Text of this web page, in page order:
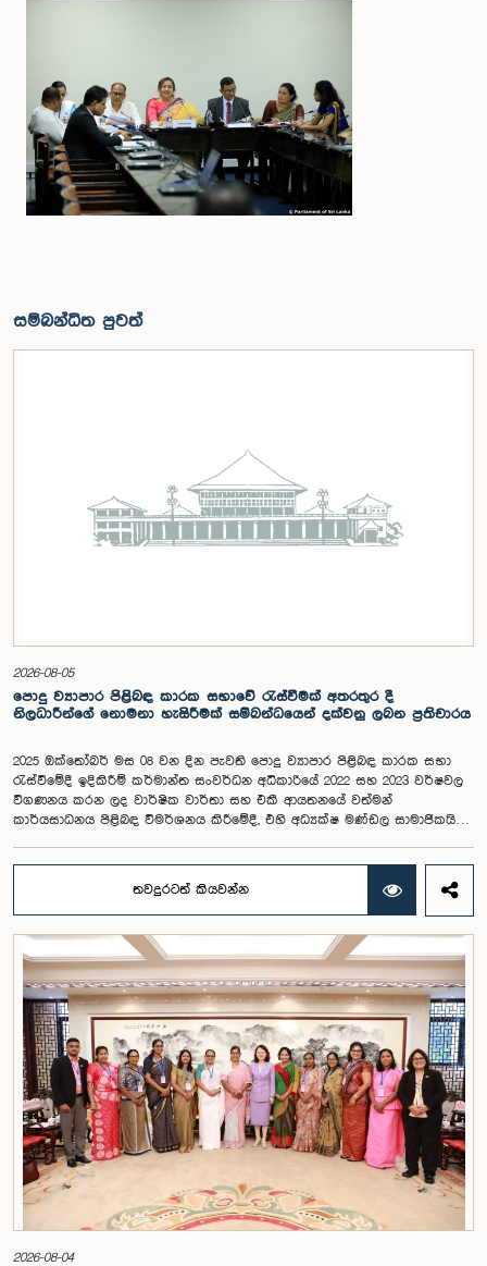
සම්බන්ධිත පුවත්
2026-08-05
පොදු ව්‍යාපාර පිළිබඳ කාරක සභාවේ රැස්වීමක් අතරතුර දී
නිලධාරීන්ගේ නොමනා හැසිරීමක් සම්බන්ධයෙන් දක්වනු ලබන ප්‍රතිචාරය
2025 ඔක්තෝබර් මස 08 වන දින පැවති පොදු ව්‍යාපාර පිළිබඳ කාරක සභා
රැස්වීමේදී ඉදිකිරීම් කර්මාන්ත සංවර්ධන අධිකාරියේ 2022 සහ 2023 වර්ෂවල
විගණනය කරන ලද වාර්ෂික වාර්තා සහ එකී ආයතනයේ වත්මන්
කාර්යසාධනය පිළිබඳ විමර්ශනය කිරීමේදී, එහි අධ්‍යක්ෂ මණ්ඩල සාමාජිකයින්
නිලධාරීන් විසින් තම ඇඳුම් පැළඳුම් සම්බන්ධයෙන් පිළිපැදිය යුතු වන
නිර්නායකයන්ගෙන් බැහැරව, එකී අවස්ථාවට නුසුදුසු ආකාරයෙන් සැරසී
රැස්වීමට සහභාගී වී සිටි බව කාරක සභාව විසින් නිරීක්ෂණය කරන ලදී.
තවද, ඉහත කී නිලධාරීන් දෙදෙනාම පාර්ලිමේන්තු සම්ප්‍රදායට හා
ක්‍රියාපටිපාටියට පටහැනි අයුරින් සභාපතිවරයාගේ පූර්ව අවසරයකින් තොරව
කාරක සභා රැස්වීමෙන් බැහැර ගොස් ඇති බව ද කාරක සභාව විසින් සඳහන්
කරන ලදී. මෙම සිද්ධීන් සම්බන්ධයෙන් පොදු ව්‍යාපාර පිළිබඳ කාරක සභාවේ
සභාපතිවරයා විසින් මතු කරන ලද වරප්‍රසාද පිළිබඳ ගැටළුවට අනුව,
පාර්ලිමේන්තුවට අපහාස කිරීමේ චෝදනාව යටතේ එම නිලධාරීන් දෙදෙනා 2026
පෙබරවාරි මස 17 වැනි දින ආචාරධර්ම හා වරප්‍රසාද පිළිබඳ කාරක සභාව
හමුවේ පෙනී සිටිනු ලැබූ අතර, එහිදී, ඔවුන් විසින් සිය හැසිරීම සම්බන්ධයෙන්
අවංකවම සමාව අයැද සිටින බව සඳහන් කෙරිණි. පාර්ලිමේන්තු කාරක
සභාවල අධිකාරිය, ගෞරවය සහ ස්ථාපිත ක්‍රියාපටිපාටිවලට ගෞරව කිරීමේ
වැදගත්කම පිළිබඳව නිසි අවබෝධයකින් යුතුව තම ක්‍රියාවන්හි බරපතලකම
නිලධාරීන් විසින් අවබෝධ කරගෙන ඇති බව නිරීක්ෂණය කළ ආචාරධර්ම හා
වරප්‍රසාද පිළිබඳ කාරක සභාව සහ පොදු ව්‍යාපාර පිළිබඳ කාරක සභාවේ
සභාපතිවරයා විසින් ඒ පිළිබඳව නිසි පරිදි සලකා බැලීමෙන් අනතුරුව, ඉහත
කී නිලධාරීන්ට සමාව ලබා දෙන ලෙස කරන ලද ඉල්ලීම පිළිගන්නා
ලදී. පාර්ලිමේන්තු කාරක සභා රැස්වීම් සඳහා පෙනී සිටින සියලුම පුද්ගලයන්
තවදුරටත් කියවන්න
2026-08-04